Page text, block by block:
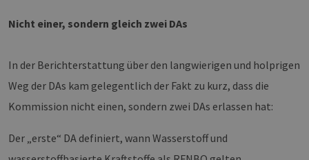
Nicht einer, sondern gleich zwei DAs
In der Berichterstattung über den langwierigen und holprigen
Weg der DAs kam gelegentlich der Fakt zu kurz, dass die
Kommission nicht einen, sondern zwei DAs erlassen hat:
Der „erste“ DA definiert, wann Wasserstoff und